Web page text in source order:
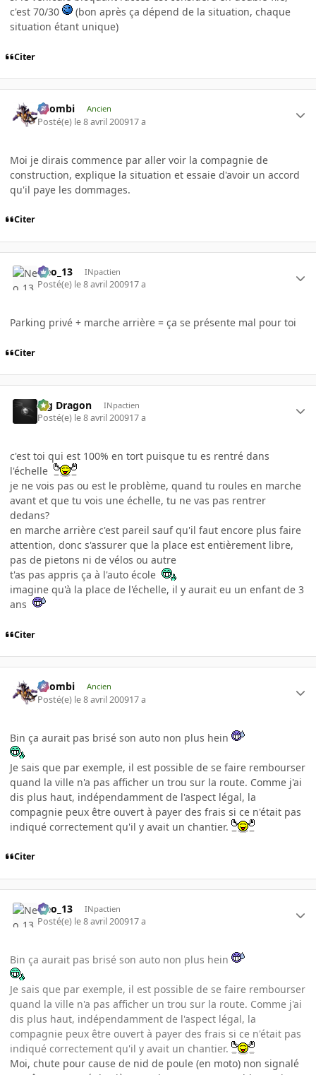
c'est 70/30
(bon après ça dépend de la situation, chaque
situation étant unique)
Citer
XZombi Ancien
Posté(e) le 8 avril 200917 a
Moi je dirais commence par aller voir la compagnie de
construction, explique la situation et essaie d'avoir un accord
qu'il paye les dommages.
Citer
Neo_13 INpactien
Posté(e) le 8 avril 200917 a
Parking privé + marche arrière = ça se présente mal pour toi
Citer
Big Dragon INpactien
Posté(e) le 8 avril 200917 a
c'est toi qui est 100% en tort puisque tu es rentré dans
l'échelle
je ne vois pas ou est le problème, quand tu roules en marche
avant et que tu vois une échelle, tu ne vas pas rentrer
dedans?
en marche arrière c'est pareil sauf qu'il faut encore plus faire
attention, donc s'assurer que la place est entièrement libre,
pas de pietons ni de vélos ou autre
t'as pas appris ça à l'auto école
imagine qu'à la place de l'échelle, il y aurait eu un enfant de 3
ans
Citer
XZombi Ancien
Posté(e) le 8 avril 200917 a
Bin ça aurait pas brisé son auto non plus hein
Je sais que par exemple, il est possible de se faire rembourser
quand la ville n'a pas afficher un trou sur la route. Comme j'ai
dis plus haut, indépendamment de l'aspect légal, la
compagnie peux être ouvert à payer des frais si ce n'était pas
indiqué correctement qu'il y avait un chantier.
Citer
Neo_13 INpactien
Posté(e) le 8 avril 200917 a
Bin ça aurait pas brisé son auto non plus hein
Je sais que par exemple, il est possible de se faire rembourser
quand la ville n'a pas afficher un trou sur la route. Comme j'ai
dis plus haut, indépendamment de l'aspect légal, la
compagnie peux être ouvert à payer des frais si ce n'était pas
indiqué correctement qu'il y avait un chantier.
Moi, chute pour cause de nid de poule (en moto) non signalé